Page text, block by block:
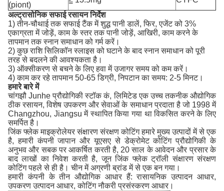
(piont)
अल्ट्रासोनिक सफाई रसायननिर्देश
1) तीन-चौथाई तक सफाई टैंक में शुद्ध पानी डालें, फिर, एजेंट को 3%
एकाग्रता में जोड़ें, काम के स्तर तक पानी जोड़ें, आखिरी, काम करने के
तापमान तक स्नान समाधान को गर्म करें।
2) कुछ राशि सिलिकॉन स्लाइस को घटाने के बाद स्नान समाधान को पूरी
तरह से बदलने की आवश्यकता है।
3) ऑक्सीकरण से बचने के लिए हवा में उजागर समय को कम करें।
4) काम कर रहे तापमान 50-65 डिग्री, निपटान का समय: 2-5 मिनट।
हमारे बारे में
चांगझौ Junhe प्रौद्योगिकी स्टॉक कं, लिमिटेड एक उच्च तकनीक औद्योगिक
ठीक रसायन, विशेष उपकरण और सेवाओं के समाधान प्रदाता है जो 1998 में
Changzhou, Jiangsu में स्थापित किया गया था विकसित करने के लिए
समर्पित है।
जिंक फ्लेक माइक्रोलेयर संक्षारण संरक्षण कोटिंग हमारे मुख्य उत्पादों में से एक
है, हमारी कंपनी जापान और यूएसए से डेक्रोमेट कोटिंग प्रौद्योगिकी के
अनुभव और सबक पर आकर्षित करती है, 20 साल के आवेदन और प्रसार के
बाद लाखों का निवेश करती है, जून जिंक फ्लेक ट्रॉली संक्षारण संरक्षण
कोटिंग पहले से ही है। चीन में अग्रणी ब्रांड में से एक बन गया।
हमारी कंपनी के तीन औद्योगिक आधार हैं: रासायनिक उत्पादन आधार,
उपकरण उत्पादन आधार, कोटिंग नौकरी प्रसंस्करण आधार।